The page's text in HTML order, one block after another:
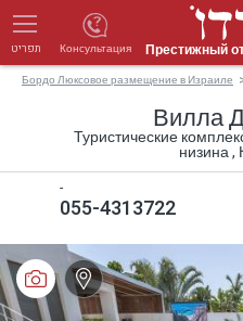
תפריט Престижный
Консультация
Бордо Люксовое размещение в Израиле
Вилла
Туристические
низина ,
055-4313722
-